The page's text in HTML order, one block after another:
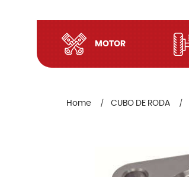
MOTOR
Home CUBO DE RODA